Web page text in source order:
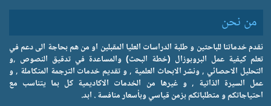
من نحن
نقدم خدماتنا للباحثين و طلبة الدراسات العليا المقبلين او من هم بحاجة الى دعم في
تعلم كيفية عمل البروبوزال (خطة البحث) والمساعدة في تدقيق النصوص ,و
التحليل الاحصائي , ونشر الابحاث العلمية , و تقديم خدمات الترجمة المتكاملة , و
عمل السيرة الذاتية , و غيرها من الخدمات الاكاديمية كل بما يتناسب مع
احتياجاتكم و متطلباتكم بزمن قياسي وبأسعار منافسة . ابد.